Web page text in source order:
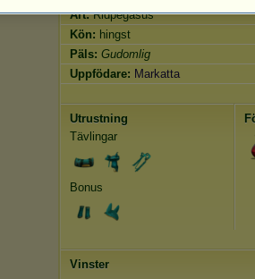
Art:Ridpegasus
Kön: hingst
Päls: Gudomlig
Uppfödare: Markatta
Utrustning
Tävlingar
Bonus
Vinster